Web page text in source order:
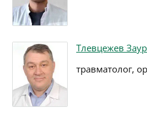
Тлевцежев
травматолог,